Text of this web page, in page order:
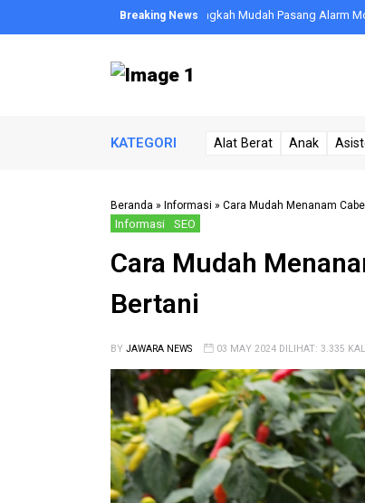
Anda: Langkah-Langkah Mudah Pasang Alarm Mobil
KATEGORI Alat Berat Anak
Beranda » Informasi » Cara Mudah Menanam
Informasi SEO
Cara Mudah
Bertani
BY JAWARA NEWS 03 MAY 2024 DILIHAT: 3.335